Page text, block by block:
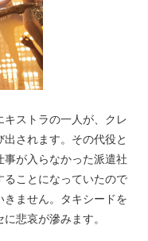
ストラの一人が、クレ
されます。その代役と
事が入らなかった派遣社
ることになっていたので
ません。タキシードを
悲哀が滲みます。